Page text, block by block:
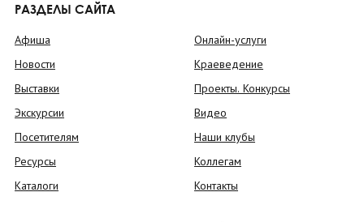
РАЗДЕЛЫ САЙТА
Афиша
Новости
Выставки
Экскурсии
Посетителям
Ресурсы
Каталоги
Онлайн-услуги
Краеведение
Проекты. Конкурсы
Видео
Наши клубы
Коллегам
Контакты